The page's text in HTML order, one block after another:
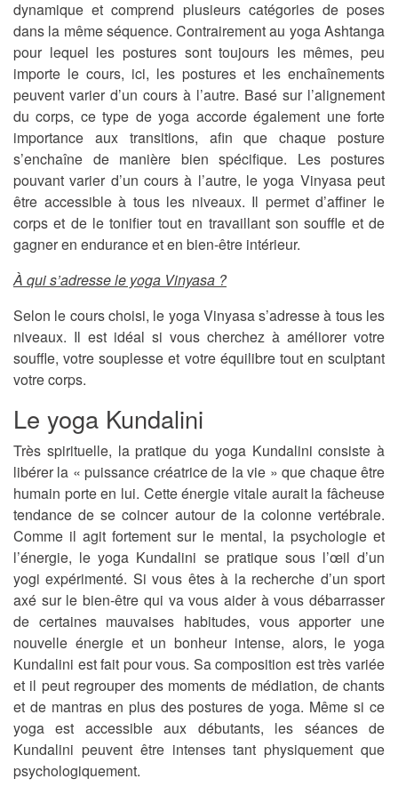
dynamique et comprend plusieurs catégories de poses
dans la même séquence. Contrairement au yoga Ashtanga
pour lequel les postures sont toujours les mêmes, peu
importe le cours, ici, les postures et les enchaînements
peuvent varier d’un cours à l’autre. Basé sur l’alignement
du corps, ce type de yoga accorde également une forte
importance aux transitions, afin que chaque posture
s’enchaîne de manière bien spécifique. Les postures
pouvant varier d’un cours à l’autre, le yoga Vinyasa peut
être accessible à tous les niveaux. Il permet d’affiner le
corps et de le tonifier tout en travaillant son souffle et de
gagner en endurance et en bien-être intérieur.
À qui s’adresse le yoga Vinyasa ?
Selon le cours choisi, le yoga Vinyasa s’adresse à tous les
niveaux. Il est idéal si vous cherchez à améliorer votre
souffle, votre souplesse et votre équilibre tout en sculptant
votre corps.
Le yoga Kundalini
Très spirituelle, la pratique du yoga Kundalini consiste à
libérer la « puissance créatrice de la vie » que chaque être
humain porte en lui. Cette énergie vitale aurait la fâcheuse
tendance de se coincer autour de la colonne vertébrale.
Comme il agit fortement sur le mental, la psychologie et
l’énergie, le yoga Kundalini se pratique sous l’œil d’un
yogi expérimenté. Si vous êtes à la recherche d’un sport
axé sur le bien-être qui va vous aider à vous débarrasser
de certaines mauvaises habitudes, vous apporter une
nouvelle énergie et un bonheur intense, alors, le yoga
Kundalini est fait pour vous. Sa composition est très variée
et il peut regrouper des moments de médiation, de chants
et de mantras en plus des postures de yoga. Même si ce
yoga est accessible aux débutants, les séances de
Kundalini peuvent être intenses tant physiquement que
psychologiquement.